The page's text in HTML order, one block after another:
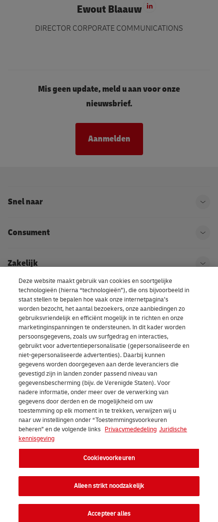
Ewout Blaauw Ga naar
DIRECTOR CORPORATE COMMUNICATIONS
Mis geen update, meld u aan voor onze
nieuwsbrief.
Aanmelden
Snel naar
Consument
Zakelijk
Kom bij DHL
Over ons | DHL eCommerce
Cookievoorkeuren
Facebook
LinkedInYoutubeInstagram
TikTok
2026 DHL eCommerce Benelux (voorheen DHL Parcel Benelux). Alle
Deze website maakt gebruik van cookies en soortgelijke
technologieën (hierna “technologieën”), die ons bijvoorbeeld in
staat stellen te bepalen hoe vaak onze internetpagina’s
worden bezocht, het aantal bezoekers, onze aanbiedingen zo
gebruiksvriendelijk en efficiënt mogelijk in te richten en onze
marketinginspanningen te ondersteunen. In dit kader worden
persoonsgegevens, zoals uw surfgedrag en interacties,
gebruikt voor advertentiepersonalisatie (gepersonaliseerde en
niet-gepersonaliseerde advertenties). Daarbij kunnen
gegevens worden doorgegeven aan derde leveranciers die
gevestigd zijn in landen zonder passend niveau van
gegevensbescherming (bijv. de Verenigde Staten). Voor
nadere informatie, onder meer over de verwerking van
gegevens door derden en de mogelijkheid om uw
toestemming op elk moment in te trekken, verwijzen wij u
naar uw instellingen onder “Toestemmingsvoorkeuren
beheren” en de volgende links Privacymededeling Juridische
kennisgeving
Cookievoorkeuren
Alleen strikt noodzakelijk
Accepteer alles